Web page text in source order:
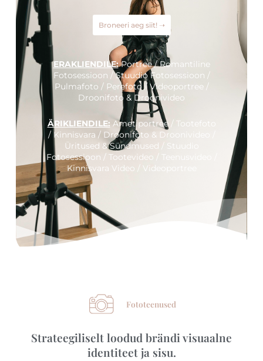
Broneeri aeg siit! ➝
ERAKLIENDILE:Portree / Romantiline
Fotosessioon / Stuudio Fotosessioon /
Pulmafoto / Perefoto / Videoportree /
Droonifoto & Droonivideo
ÄRIKLIENDILE: Ametiportree / Tootefoto
/ Kinnisvara / Droonifoto & Droonivideo /
Üritused & Sündmused / Stuudio
Fotosessioon / Tootevideo / Teenusvideo /
Kinnisvara Video / Videoportree
Fototeenused
Strateegiliselt loodud brändi visuaalne
identiteet ja sisu.